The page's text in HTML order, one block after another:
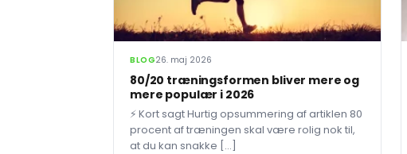
BLOG26. maj 2026
80/20 træningsformen bliver mere og
mere populær i 2026
⚡ Kort sagt Hurtig opsummering af artiklen 80
procent af træningen skal være rolig nok til,
at du kan snakke […]